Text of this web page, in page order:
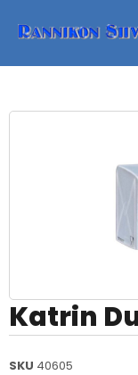
Katrin
SKU 40605